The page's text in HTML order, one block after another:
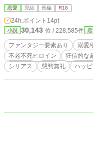
ょうね」 そして始まった砂吐き
は何者なの！？ 初対面なはずなのに何故自分を愛しているのか。 そして何故愛
しているのに殺したいのか。 ノクスは一体
す長い長い時間をかけた、最初で最期の切
◆エロ描写は激しめです
恋愛 完結 長編 R18
24h.ポイント 14pt
小説 30,143 位 / 228,585件
ファンタジー要素あり 溺愛/
不老不死ヒロイン
狂信的な
シリアス
慇懃無礼 ハッ